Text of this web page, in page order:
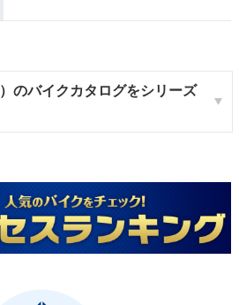
のバイクカタログをシリーズ